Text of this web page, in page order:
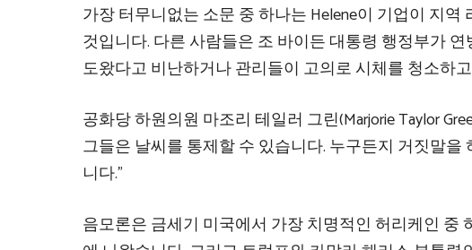
가장 터무니없는 소문 중 하나는 Helene이 기업이 지
것입니다. 다른 사람들은 조 바이든 대통령 행정부가
도왔다고 비난하거나 관리들이 고의로 시체를 청소하
공화당 하원의원 마조리 테일러 그린(Marjorie Taylor
그들은 날씨를 통제할 수 있습니다. 누구든지 거짓말
니다.”
음모론은 금세기 미국에서 가장 치명적인 허리케인 중